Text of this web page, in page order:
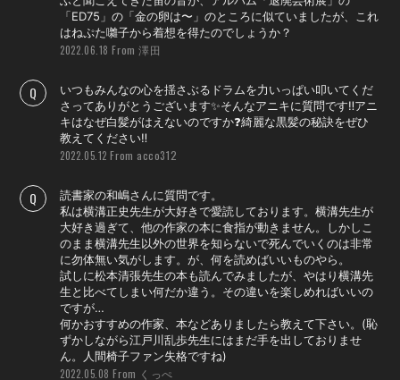
「ED75」の「金の卵は〜」のところに似ていましたが、これ
はねぷた囃子から着想を得たのでしょうか？
2022.06.18From 澤田
いつもみんなの心を揺さぶるドラムを力いっぱい叩いてくだ
さってありがとうございます✨そんなアニキに質問です‼️アニ
キはなぜ白髪がはえないのですか❓綺麗な黒髪の秘訣をぜひ
教えてください‼️
2022.05.12From acco312
読書家の和嶋さんに質問です。
私は横溝正史先生が大好きで愛読しております。横溝先生が
大好き過ぎて、他の作家の本に食指が動きません。しかしこ
のまま横溝先生以外の世界を知らないで死んでいくのは非常
に勿体無い気がします。が、何を読めばいいものやら。
試しに松本清張先生の本も読んでみましたが、やはり横溝先
生と比べてしまい何だか違う。その違いを楽しめればいいの
ですが…
何かおすすめの作家、本などありましたら教えて下さい。(恥
ずかしながら江戸川乱歩先生にはまだ手を出しておりませ
ん。人間椅子ファン失格ですね)
2022.05.08From くっぺ